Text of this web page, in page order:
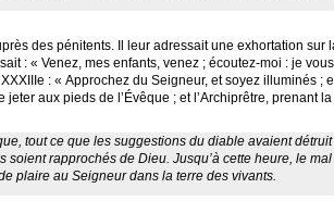
des pénitents. Il leur adressait une exhortation
: « Venez, mes enfants, venez ; écoutez-moi : je
: « Approchez du Seigneur, et soyez illuminés
aux pieds de l’Évêque ; et l’Archiprêtre, prenant
tout ce que les suggestions du diable avaient
rapprochés de Dieu. Jusqu’à cette heure, le
plaire au Seigneur dans la terre des vivants.